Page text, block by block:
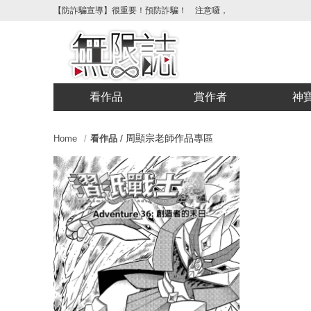
【防詐騙宣導】很重要！預防詐騙！ 注意囉，不要被騙了！請各位
看作品 賞作者 神
Home 看作品 / 周顯宗老師作品專區